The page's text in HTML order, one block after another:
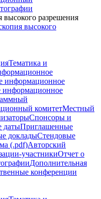
высокого разрешения
высокого
Тематика и
информационное
информационное
комитетМестный
Спонсоры и
датыПриглашенные
докладыСтендовые
(.pdf)Авторский
участникиОтчет о
Дополнительная
конференции